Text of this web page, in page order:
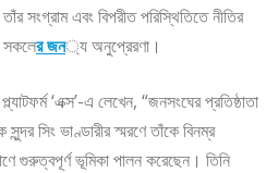
সংগ্রাম এবং বিপরীত পরিস্থিতিতে নীতির
সকলের জন্য অনুপ্রেরণা।
‘এক্স’-এ লেখেন, “জনসংঘের প্রতিষ্ঠাতা
সিং ভাণ্ডারীর স্মরণে তাঁকে বিনম্র
গুরুত্বপূর্ণ ভূমিকা পালন করেছেন। তিনি